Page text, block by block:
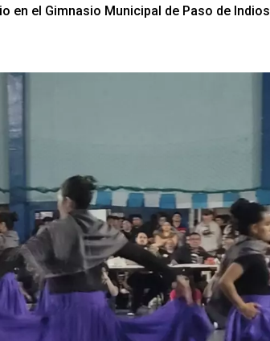
en el Gimnasio Municipal de Paso de